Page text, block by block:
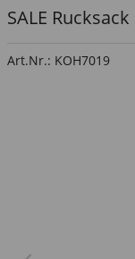
SALE
Art.Nr.: KOH7019